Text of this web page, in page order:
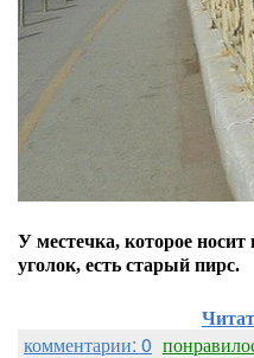
У местечка, которое
уголок, есть старый пирс.
комментарии: 0